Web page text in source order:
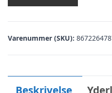
Varenummer (SKU):
Beskrivelse